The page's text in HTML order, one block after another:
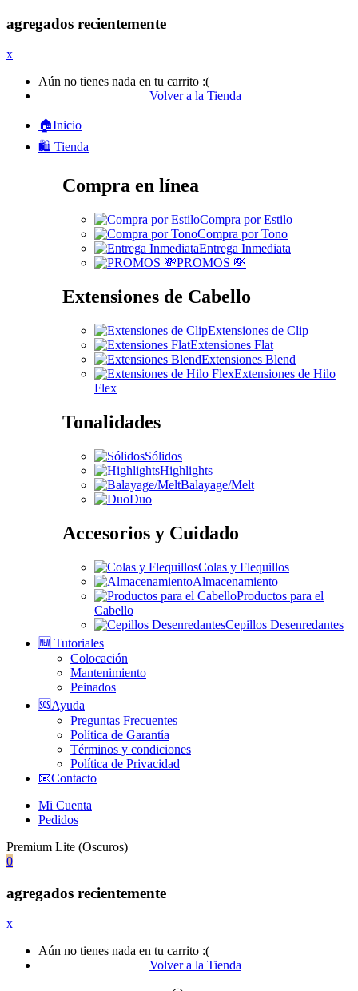
agregados recientemente
x
Aún no tienes nada en tu carrito :(
Volver a la Tienda
🏠Inicio
🛍️ Tienda
Compra en línea
Compra por Estilo
Compra por Tono
Entrega Inmediata
PROMOS 💸
Extensiones de Cabello
Extensiones de Clip
Extensiones Flat
Extensiones Blend
Extensiones de Hilo
Flex
Tonalidades
Sólidos
Highlights
Balayage/Melt
Duo
Accesorios y Cuidado
Colas y Flequillos
Almacenamiento
Productos para el
Cabello
Cepillos Desenredantes
🆕 Tutoriales
Colocación
Mantenimiento
Peinados
🆘Ayuda
Preguntas Frecuentes
Política de Garantía
Términos y condiciones
Política de Privacidad
📧Contacto
Mi Cuenta
Pedidos
Premium Lite (Oscuros)
0
agregados recientemente
x
Aún no tienes nada en tu carrito :(
Volver a la Tienda